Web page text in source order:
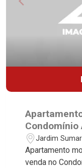
Condomínio
Avenida
Ribeirão
Jardim
Apartamento
venda no